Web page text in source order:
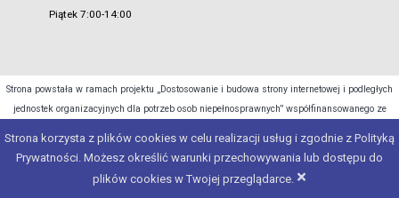
Strona korzysta z plików cookies w celu realizacji usług i zgodnie z Polityką
Prywatności. Możesz określić warunki przechowywania lub dostępu do
plików cookies w Twojej przeglądarce. ×
Piątek 7:00-14:00
Strona powstała w ramach projektu „Dostosowanie i budowa strony internetowej i podległych
jednostek organizacyjnych dla potrzeb osob niepełnosprawnych” współfinansowanego ze
Copyright 2015 - 2026 © Urząd Miasta Lubawka
Projekt i realizacja:e4web studio | Silnik:JSTsystem| Pogoda: